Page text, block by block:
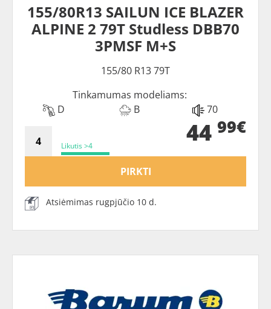
155/80R13 SAILUN ICE BLAZER
ALPINE 2 79T Studless DBB70
3PMSF M+S
155/80 R13 79T
Tinkamumas modeliams:
D
B 70
Likutis >4 44 99€
PIRKTI
Atsiėmimas rugpjūčio 10 d.